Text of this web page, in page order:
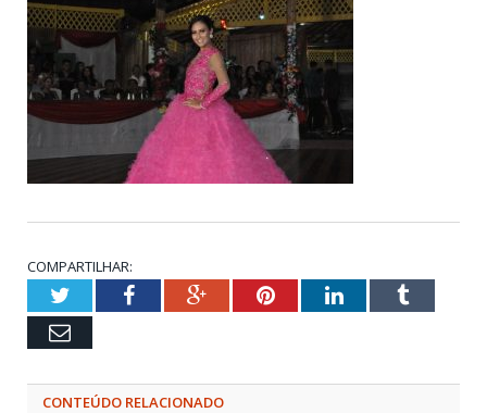
COMPARTILHAR:
TwitterFacebookGoogle+PinterestLinkedInTumblr
Email
CONTEÚDO RELACIONADO